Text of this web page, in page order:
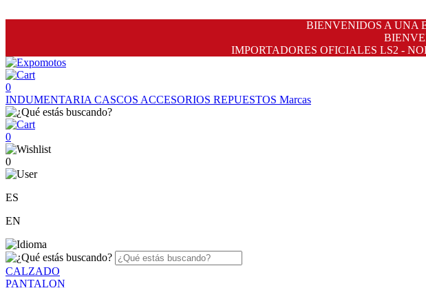
BIENVENIDOS A UNA
IMPORTADORES OFICIALES LS2 -
0
INDUMENTARIA CASCOS ACCESORIOS REPUESTOS Marcas
0
0
ES
EN
CALZADO
PANTALON